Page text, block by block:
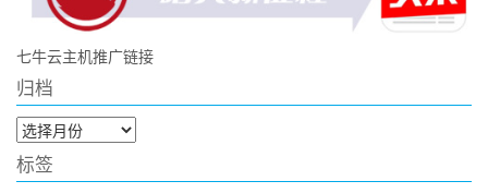
七牛云主机推广链接
归档
归
档
标签